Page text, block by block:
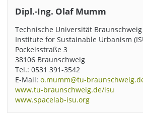
Dipl.-Ing. Olaf Mumm
Technische Universität Braunschweig
Institute for Sustainable Urbanism
Pockelsstraße 3
38106 Braunschweig
Tel.: 0531 391-3542
E-Mail: o.mumm@tu-
www.tu-braunschweig.de/isu
www.spacelab-isu.org